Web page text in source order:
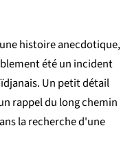
histoire anecdotique,
été un incident
Un petit détail
rappel du long chemin
la recherche d'une